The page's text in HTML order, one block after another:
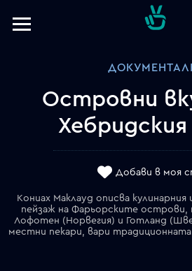
Планове
Островни
Хебридския
Добави в моя
Кониах Маклауд описва
пейзаж на Фарьорските острови,
Лофотен (Норвегия) и Готланд